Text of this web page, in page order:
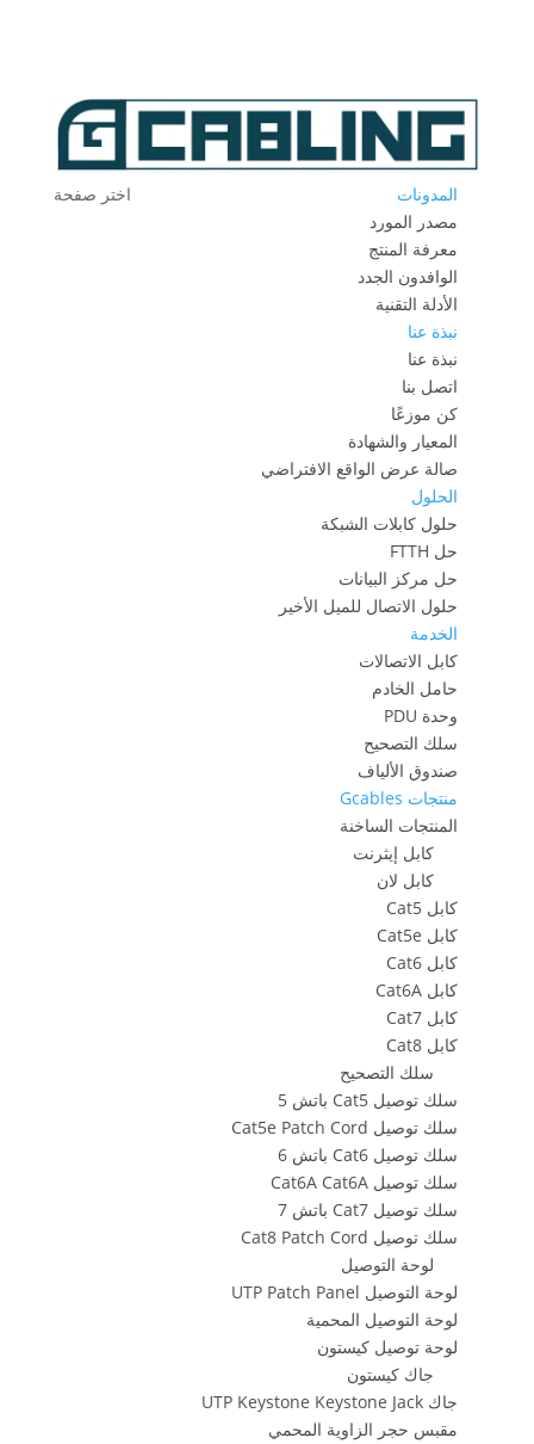
المدونات
مصدر المورد
معرفة المنتج
الوافدون الجدد
الأدلة التقنية
نبذة عنا
نبذة عنا
اتصل بنا
كن موزعًا
المعيار والشهادة
صالة عرض الواقع الافتراضي
الحلول
حلول كابلات الشبكة
حل FTTH
حل مركز البيانات
حلول الاتصال للميل الأخير
الخدمة
كابل الاتصالات
حامل الخادم
وحدة PDU
سلك التصحيح
صندوق الألياف
منتجات Gcables
المنتجات الساخنة
كابل إيثرنت
كابل لان
كابل Cat5
كابل Cat5e
كابل Cat6
كابل Cat6A
كابل Cat7
كابل Cat8
سلك التصحيح
سلك توصيل Cat5 باتش 5
سلك توصيل Cat5e Patch Cord
سلك توصيل Cat6 باتش 6
سلك توصيل Cat6A Cat6A
سلك توصيل Cat7 باتش 7
سلك توصيل Cat8 Patch Cord
لوحة التوصيل
لوحة التوصيل UTP Patch Panel
لوحة التوصيل المحمية
لوحة توصيل كيستون
جاك كيستون
جاك UTP Keystone Keystone Jack
مقبس حجر الزاوية المحمي
اختر صفحة